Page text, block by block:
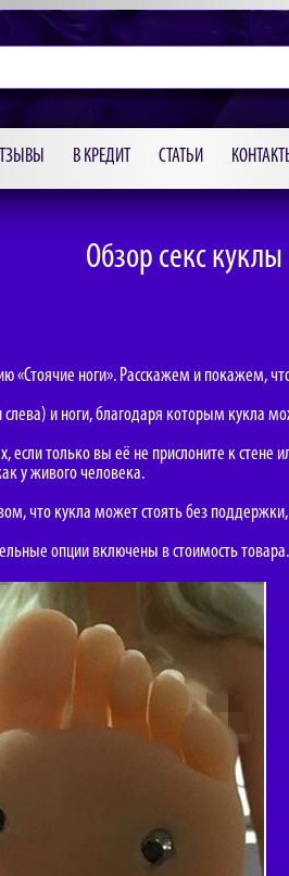
В КРЕДИТ СТАТЬИ
Обзор секс куклы
«Стоячие ноги». Расскажем и покажем,
и ноги, благодаря которым кукла
только вы её не прислоните к
у живого человека.
что кукла может стоять без
опции включены в стоимость товара.